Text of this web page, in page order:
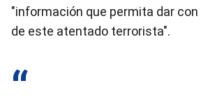
"información que permita dar
de este atentado terrorista".